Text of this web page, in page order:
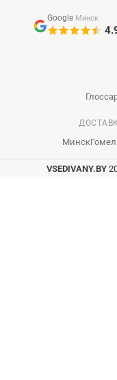
Google Минск
Минск
VSEDIVANY.BY